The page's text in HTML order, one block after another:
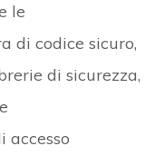
le
di codice sicuro,
di sicurezza,
accesso